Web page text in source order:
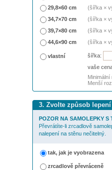
29,8×60 cm
(šířka ×
34,7×70 cm
(šířka ×
39,7×80 cm
(šířka ×
44,6×90 cm
(šířka ×
vlastní šířka:
vaše
Minimální
Menší
3. Zvolte způsob
POZOR NA SAMOLEPKY S
Převrátíte-li zrcadlově
nalepení na stěnu nečitelný.
tak, jak je vyobrazena
zrcadlově převráceně